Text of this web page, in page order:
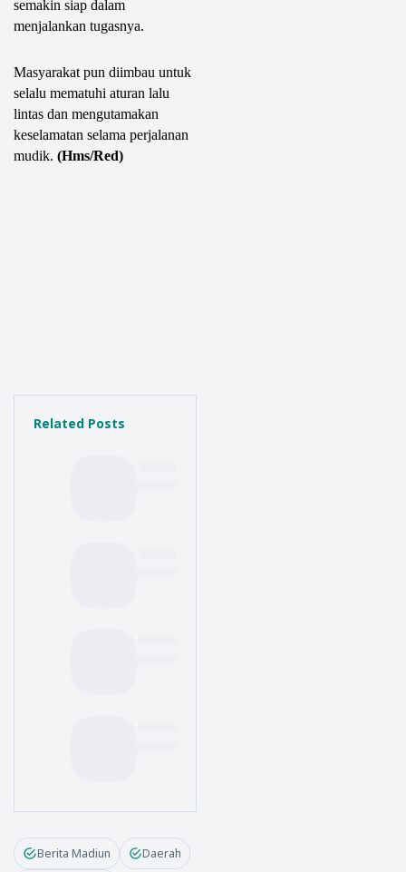
semakin siap dalam
menjalankan tugasnya.
Masyarakat pun diimbau untuk
selalu mematuhi aturan lalu
lintas dan mengutamakan
keselamatan selama perjalanan
mudik. (Hms/Red)
Related Posts
Berita Madiun Daerah